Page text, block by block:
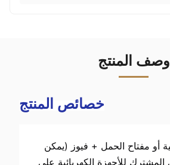
وصف المنتج
خصائص المنتج